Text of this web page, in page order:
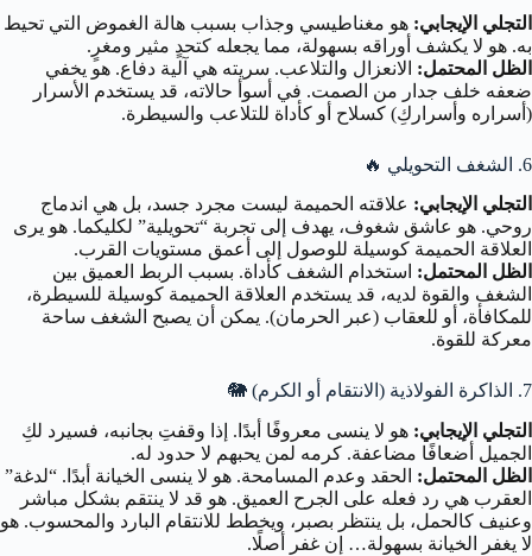
التجلي الإيجابي: هو مغناطيسي وجذاب بسبب هالة الغموض التي تحيط
به. هو لا يكشف أوراقه بسهولة، مما يجعله كتحدٍ مثير ومغرٍ.
الظل المحتمل: الانعزال والتلاعب. سريته هي آلية دفاع. هو يخفي
ضعفه خلف جدار من الصمت. في أسوأ حالاته، قد يستخدم الأسرار
(أسراره وأسراركِ) كسلاح أو كأداة للتلاعب والسيطرة.
6. الشغف التحويلي 🔥
التجلي الإيجابي: علاقته الحميمة ليست مجرد جسد، بل هي اندماج
روحي. هو عاشق شغوف، يهدف إلى تجربة “تحويلية” لكليكما. هو يرى
العلاقة الحميمة كوسيلة للوصول إلى أعمق مستويات القرب.
الظل المحتمل: استخدام الشغف كأداة. بسبب الربط العميق بين
الشغف والقوة لديه، قد يستخدم العلاقة الحميمة كوسيلة للسيطرة،
للمكافأة، أو للعقاب (عبر الحرمان). يمكن أن يصبح الشغف ساحة
معركة للقوة.
7. الذاكرة الفولاذية (الانتقام أو الكرم) 🐘
التجلي الإيجابي: هو لا ينسى معروفًا أبدًا. إذا وقفتِ بجانبه، فسيرد لكِ
الجميل أضعافًا مضاعفة. كرمه لمن يحبهم لا حدود له.
الظل المحتمل: الحقد وعدم المسامحة. هو لا ينسى الخيانة أبدًا. “لدغة”
العقرب هي رد فعله على الجرح العميق. هو قد لا ينتقم بشكل مباشر
وعنيف كالحمل، بل ينتظر بصبر، ويخطط للانتقام البارد والمحسوب. هو
لا يغفر الخيانة بسهولة… إن غفر أصلًا.